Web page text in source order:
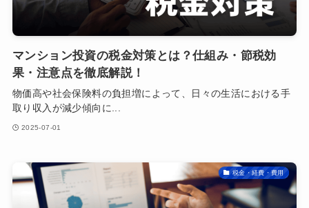
マンション投資の税金対策とは？仕組み・節税効
果・注意点を徹底解説！
物価高や社会保険料の負担増によって、日々の生活における手
取り収入が減少傾向に...
2025-07-01
税金・経費・費用